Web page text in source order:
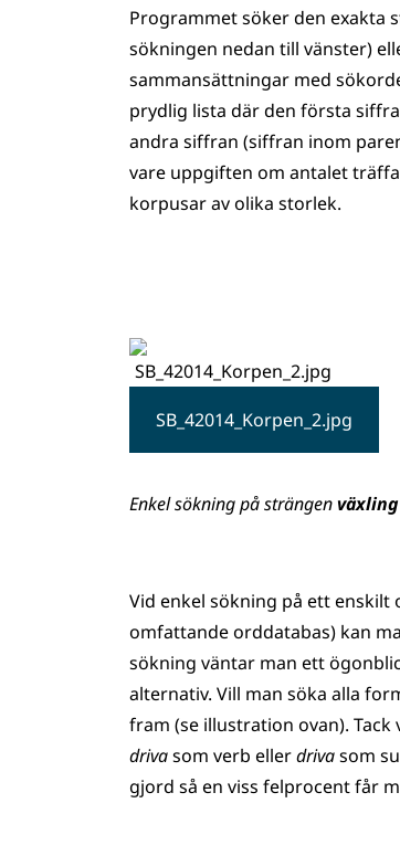
Programmet söker den exakta
sökningen nedan till vänster)
sammansättningar med
prydlig lista där den första
andra siffran (siffran inom
vare uppgiften om antalet
korpusar av olika storlek.
SB_42014_Korpen_2.jpg
Enkel sökning på strängenväxling
Vid enkel sökning på ett
omfattande orddatabas) kan
sökning väntar man ett
alternativ. Vill man söka alla
fram (se illustration ovan).
drivasom verb ellerdrivasom
gjord så en viss felprocent får